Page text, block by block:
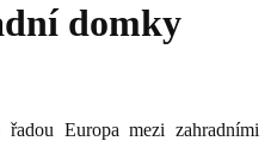
domky
Europa mezi zahradními